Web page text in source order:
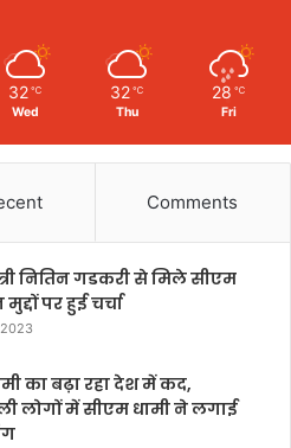
32 ℃
Wed
32 ℃
Thu
28 ℃
Fri
Comments
नितिन गडकरी से मिले सीएम
पर हुई चर्चा
का बढ़ा रहा देश में कद,
लोगों में सीएम धामी ने लगाई